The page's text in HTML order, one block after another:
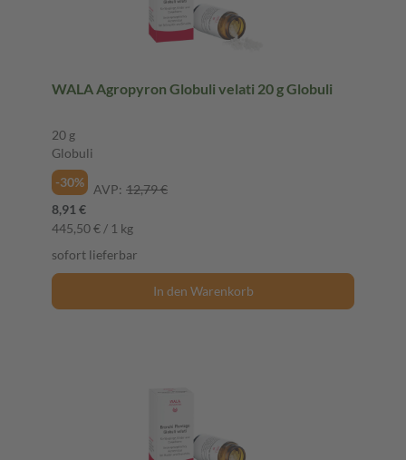
WALA Agropyron Globuli velati 20 g Globuli
20 g
Globuli
-30%
AVP: 12,79 €
8,91 €
445,50 € / 1 kg
sofort lieferbar
In den Warenkorb